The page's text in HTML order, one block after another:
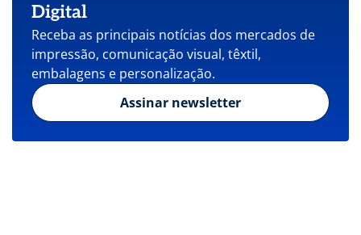
Digital
Receba as principais notícias dos mercados de
impressão, comunicação visual, têxtil,
embalagens e personalização.
Assinar newsletter